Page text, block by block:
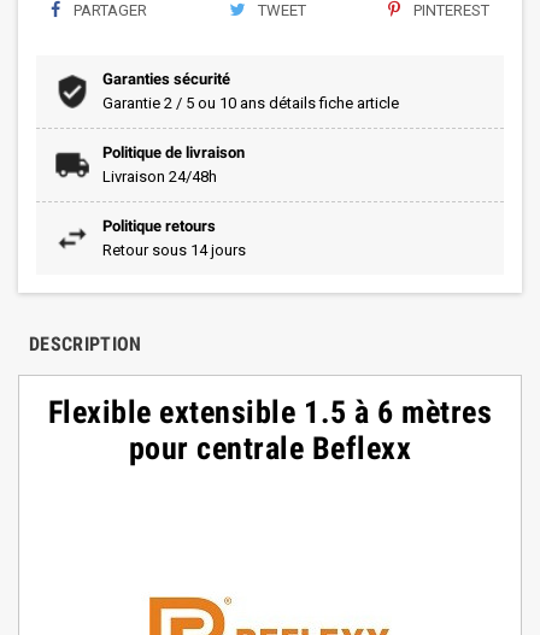
PARTAGER TWEET PINTEREST
Garanties sécurité
Garantie 2 / 5 ou 10 ans détails fiche article
Politique de livraison
Livraison 24/48h
Politique retours
Retour sous 14 jours
DESCRIPTION
Flexible extensible 1.5 à 6 mètres
pour centrale Beflexx